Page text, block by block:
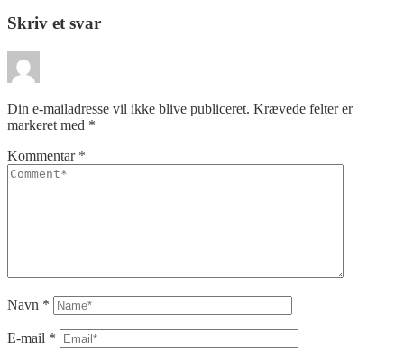
Skriv et svar
Din e-mailadresse vil ikke blive publiceret. Krævede felter er
markeret med *
Kommentar *
Navn *
E-mail *